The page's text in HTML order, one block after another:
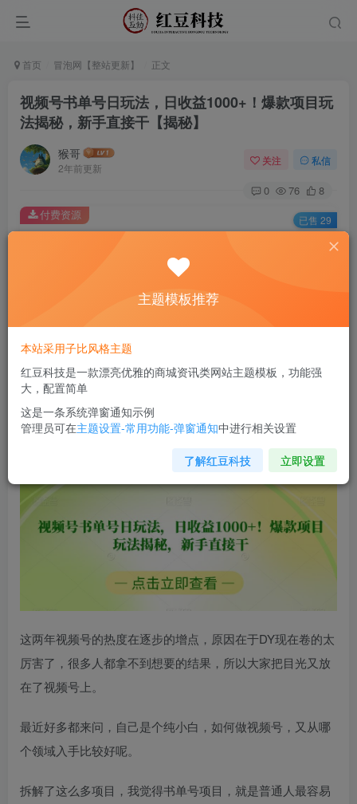
首页 冒泡网【整站更新】 正文
视频号书单号日玩法，日收益1000+！爆款项目玩
法揭秘，新手直接干【揭秘】
猴哥
2年前更新
关注 私信
0 76 8
此内容为付费资源，请付费后查看
￥9.9
您当前未登录！建议登陆后购买，可保存购买订单
付费资源 已售 29
视频号书单号日玩法，日收益1000+！爆款项目玩法揭秘，
这两年视频号的热度在逐步的增点，原因在于DY现在卷的太
厉害了，很多人都拿不到想要的结果，所以大家把目光又放
在了视频号上。
最近好多都来问，自己是个纯小白，如何做视频号，又从哪
个领域入手比较好呢。
拆解了这么多项目，我觉得书单号项目，就是普通人最容易
主题模板推荐
本站采用子比风格主题
红豆科技是一款漂亮优雅的商城资讯类网站主题模板，功能强
大，配置简单
这是一条系统弹窗通知示例
管理员可在主题设置-常用功能-弹窗通知中进行相关设置
了解红豆科技 立即设置